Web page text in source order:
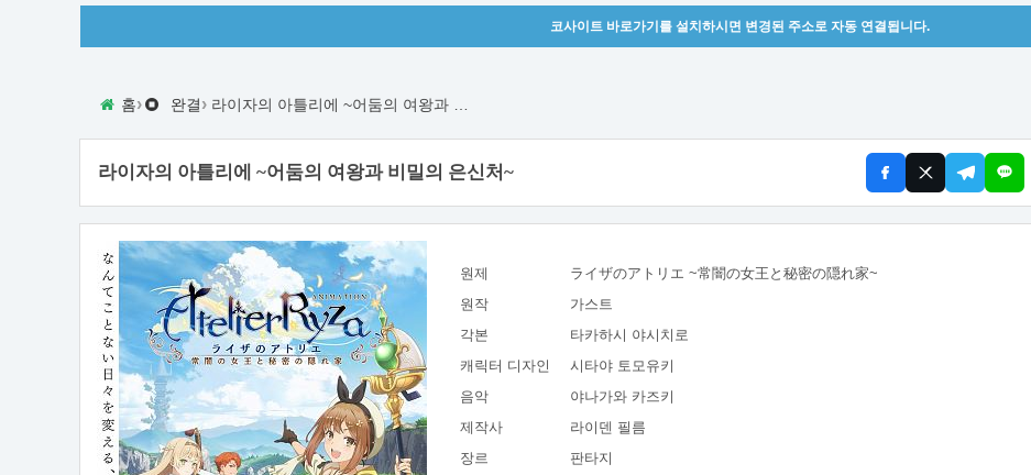
코사이트 바로가기를 설치하시면 변경된 주소로 자동 연결됩니다.
홈› 완결›
라이자의 아틀리에 ~어둠의 여왕과 비밀의 은신처~
원제
ライザのアトリエ ~常闇の女王と秘密の隠れ家~
원작
가스트
각본
타카하시 야시치로
캐릭터 디자인
시타야 토모유키
음악
야나가와 카즈키
제작사
라이덴 필름
장르
판타지